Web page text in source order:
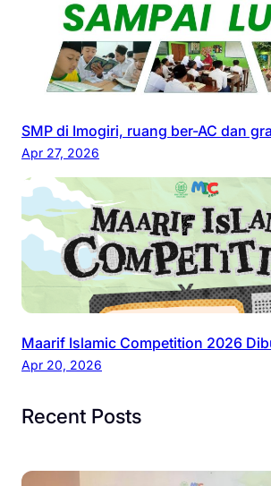
SMP di Imogiri, ruang ber-AC dan
Apr 27, 2026
Maarif Islamic Competition 2026
Apr 20, 2026
Recent Posts